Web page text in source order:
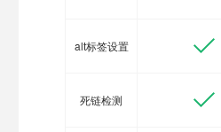
alt标签设置
死链检测